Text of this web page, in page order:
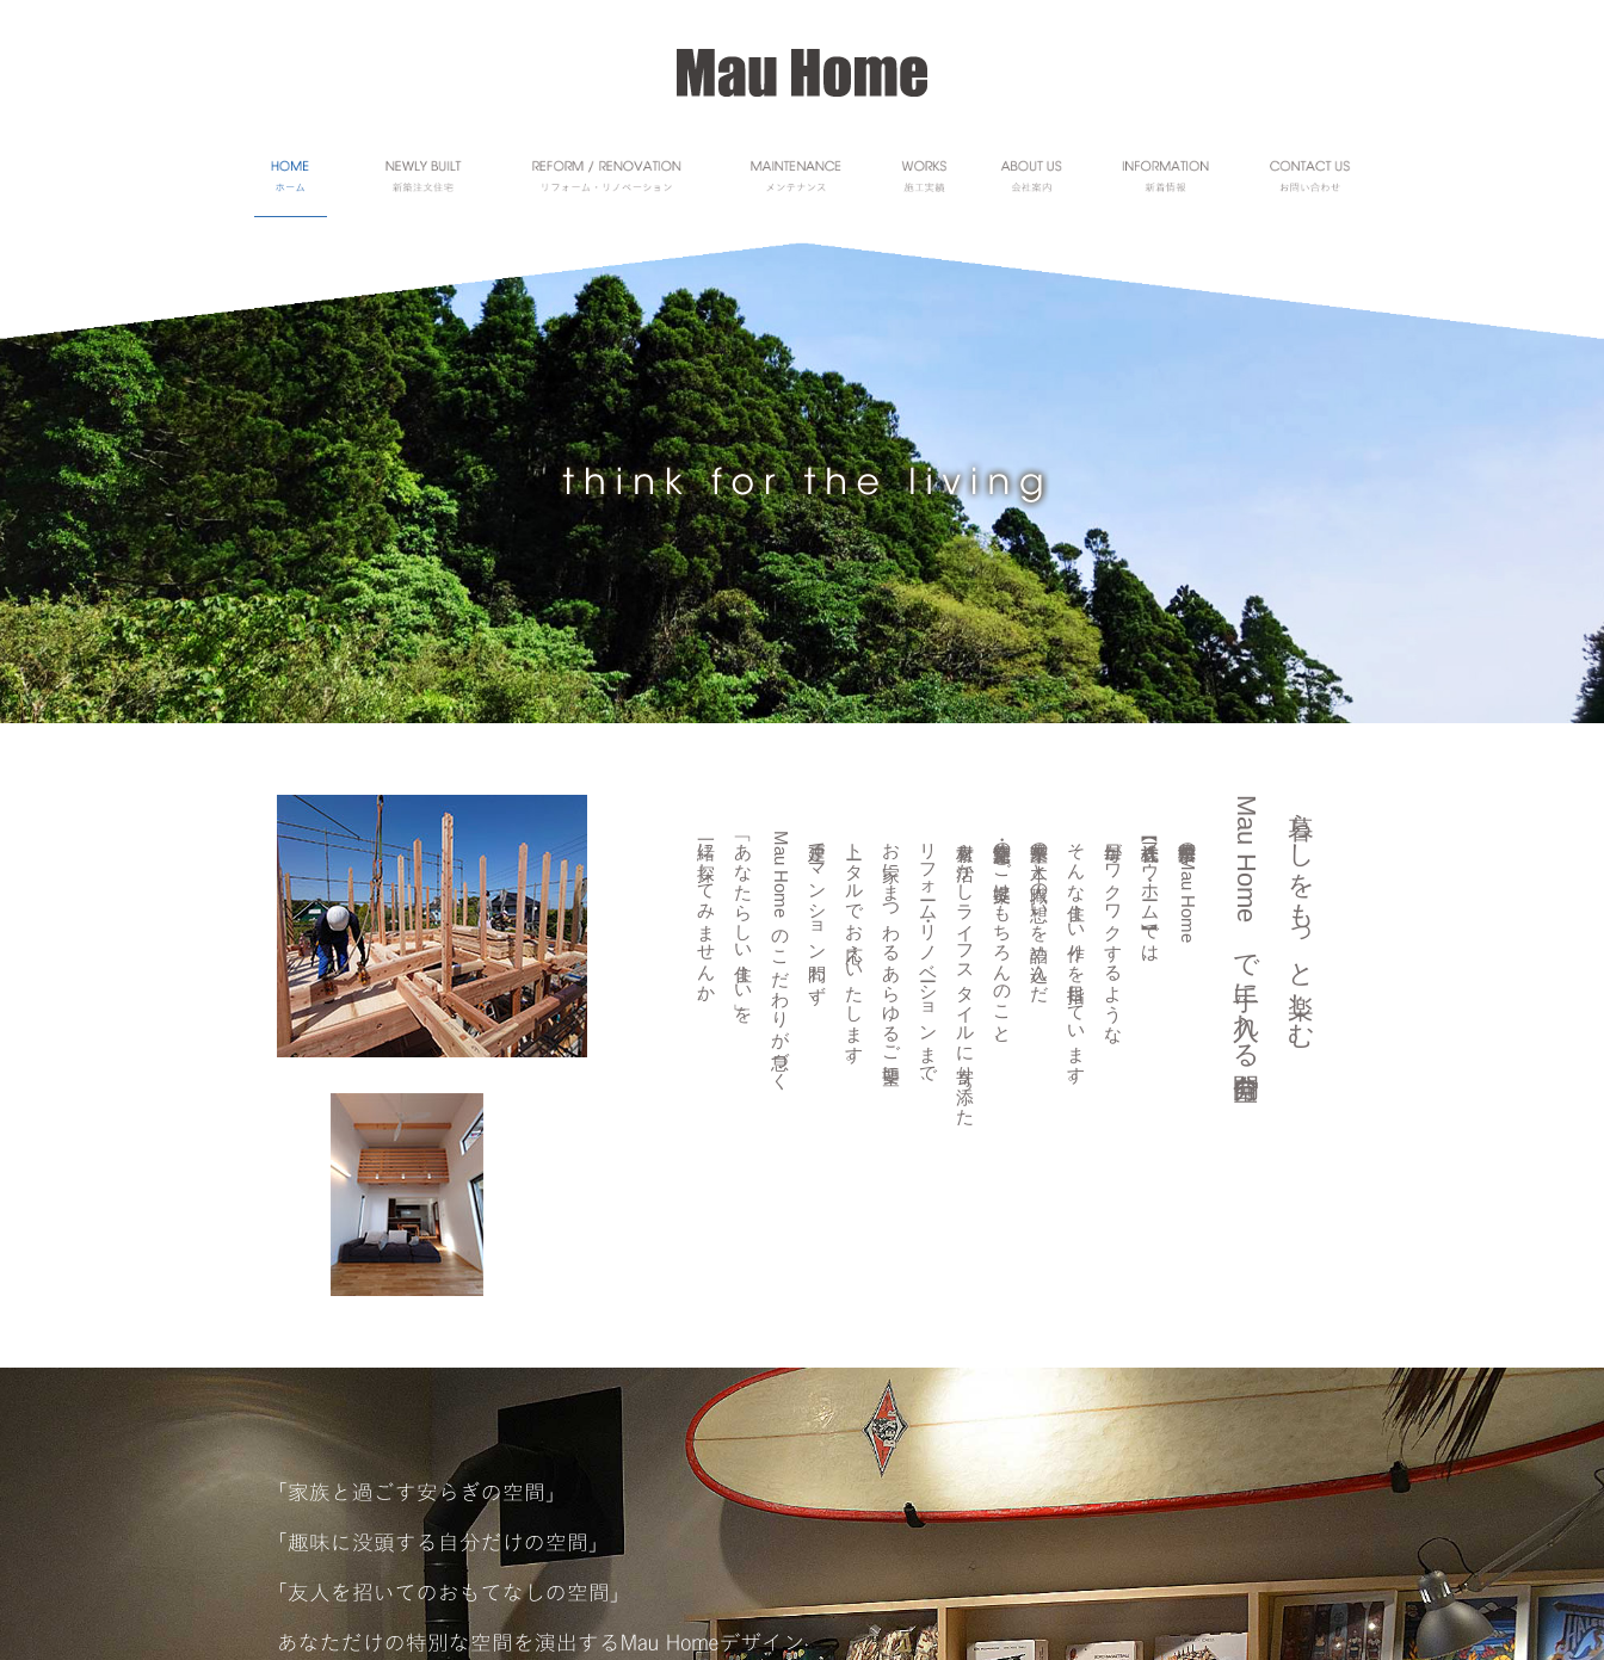
暮らしをもっと楽しむ
Mau
Home
で
手に入れる自分空間
千葉県松戸市の Mau Home
【株式会社マウ・ホーム】では、
毎日がワクワクするような、
そんな住まい作りを目指しています。
千葉県産の木と職人の想いを詰め込んだ
新築・注文住宅のご提案はもちろんのこと、
素材を活かしライフスタイルに寄り添った
リフォーム・リノベーションまで、
お家にまつわるあらゆるご要望に
トータルでお応えいたします。
戸建て・マンション問わず、
Mau Homeのこだわりが息づく
「あなたらしい住まい」を
一緒に探してみませんか。